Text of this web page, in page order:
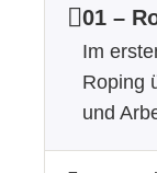
01 –
Im
Roping
und